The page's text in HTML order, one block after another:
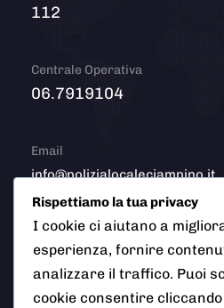
112
Centrale Operativa
06.7919104
Email
info@polizialocaleciampino.it
© 2026 Polizia Locale del
i diritti
Rispettiamo la tua privacy
I cookie ci aiutano a
esperienza, fornire
analizzare il traffico. Puoi
cookie consentire